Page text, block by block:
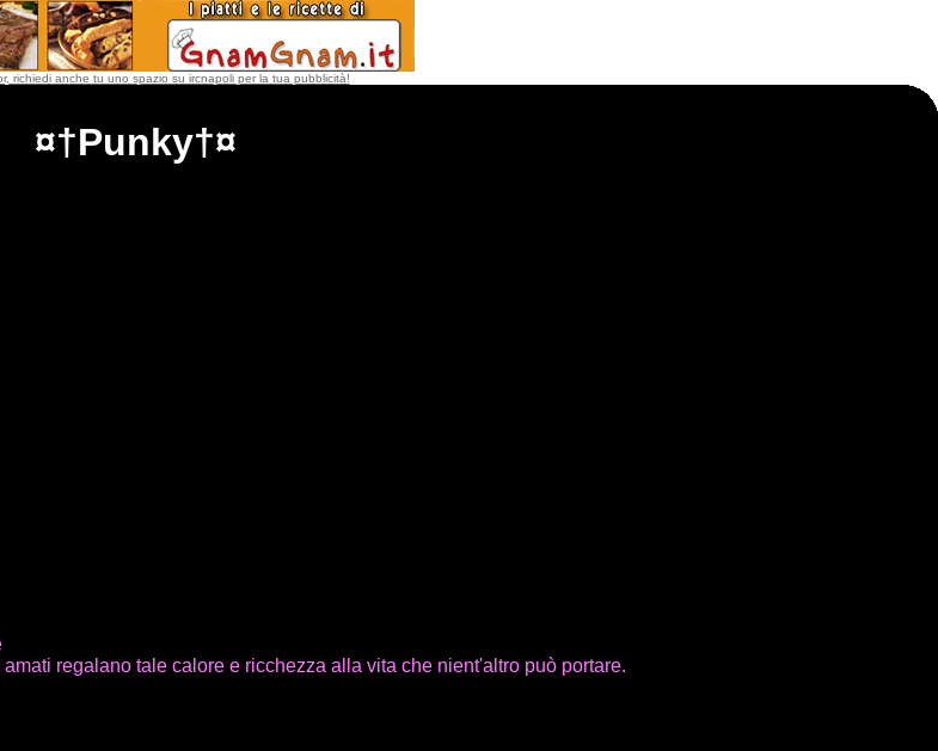
richiedi anche tu uno spazio su ircnapoli per la tua pubblicità!
¤†Punky†¤
regalano tale calore e ricchezza alla vita che nient'altro può portare.